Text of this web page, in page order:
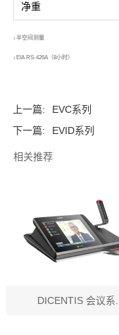
净重
1 半空间测量
2 EIA RS-426A（8小时）
上一篇:
EVC系列
下一篇:
EVID系列
相关推荐
DICENTIS 会议系...